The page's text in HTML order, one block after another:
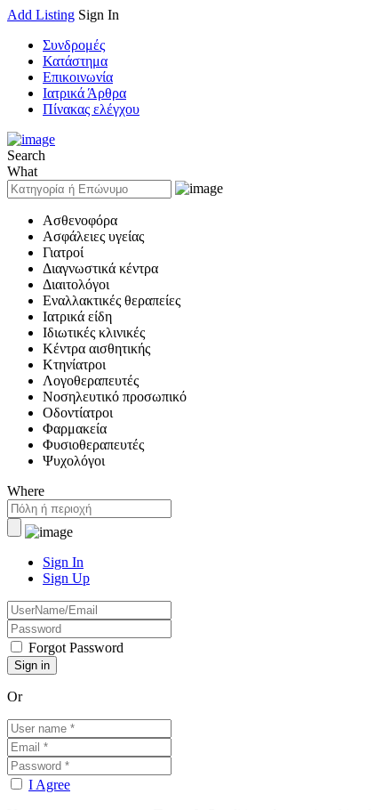
Add Listing Sign In
Συνδρομές
Κατάστημα
Επικοινωνία
Ιατρικά Άρθρα
Πίνακας ελέγχου
Search
What
Ασθενοφόρα
Ασφάλειες υγείας
Γιατροί
Διαγνωστικά κέντρα
Διαιτολόγοι
Εναλλακτικές θεραπείες
Ιατρικά είδη
Ιδιωτικές κλινικές
Κέντρα αισθητικής
Κτηνίατροι
Λογοθεραπευτές
Νοσηλευτικό προσωπικό
Οδοντίατροι
Φαρμακεία
Φυσιοθεραπευτές
Ψυχολόγοι
Where
Sign In
Sign Up
Forgot Password
Or
I Agree